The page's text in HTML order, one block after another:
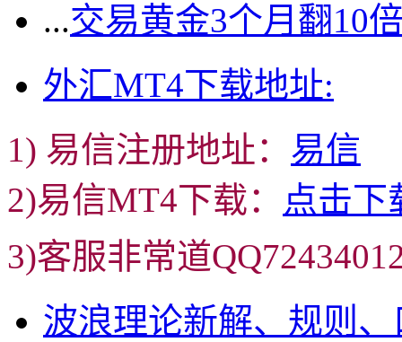
...交易黄金3个月翻10
外汇MT4下载地址:
1) 易信注册地址： 易信
2)易信MT4下载： 点击下
3)客服非常道
波浪理论新解、规则